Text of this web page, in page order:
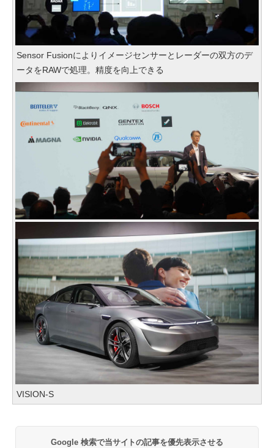
Sensor Fusionによりイメージセンサーとレーダーの双方のデ
ータをRAWで処理。精度を向上できる
VISION-S
Google 検索で当サイトの記事を優先表示させる